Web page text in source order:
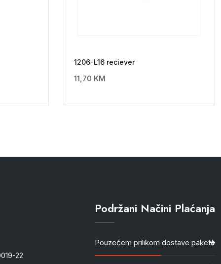
1206-L16 reciever
11,70 KM
22
Podržani Načini Plaćanja
Pouzećem prilikom dostave paketa